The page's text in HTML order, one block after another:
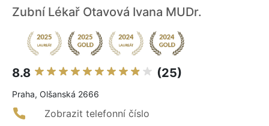
Zubní Lékař Otavová Ivana MUDr.
8.8 (25)
Praha, Olšanská 2666
Zobrazit telefonní číslo